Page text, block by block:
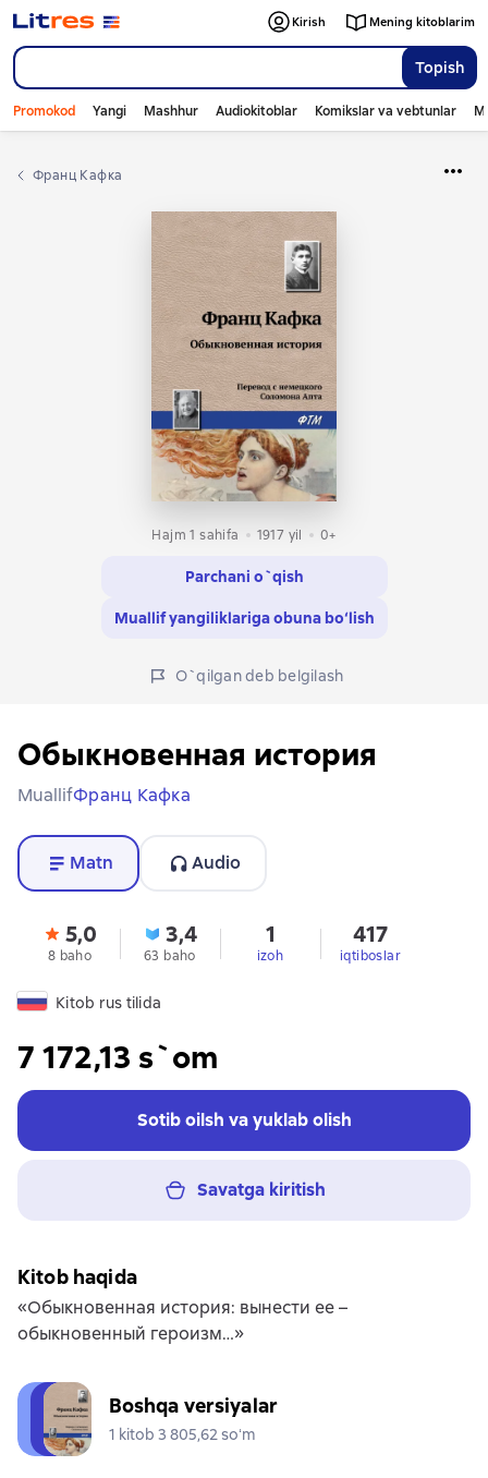
Topish
Kirish Mening kitoblarim
Promokod Yangi Mashhur Audiokitoblar Komikslar va vebtunlar
Франц Кафка
Hajm 1 sahifa 1917 yil 0+
Parchani o`qish
Muallif yangiliklariga obuna bo‘lish
O`qilgan deb belgilash
Обыкновенная история
MuallifФранц Кафка
Matn Audio
5,0
8 baho
3,4
63 baho
1
izoh
417
iqtiboslar
Kitob rus tilida
7 172,13 s`om
Sotib oilsh va yuklab olish
Savatga kiritish
Kitob haqida
«Обыкновенная история: вынести ее –
обыкновенный героизм…»
Boshqa versiyalar
1 kitob 3 805,62 soʻm